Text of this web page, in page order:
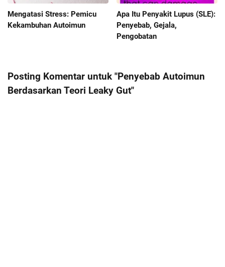
Mengatasi Stress: Pemicu
Kekambuhan Autoimun
Apa Itu Penyakit Lupus (SLE):
Penyebab, Gejala,
Pengobatan
Posting Komentar untuk "Penyebab Autoimun
Berdasarkan Teori Leaky Gut"